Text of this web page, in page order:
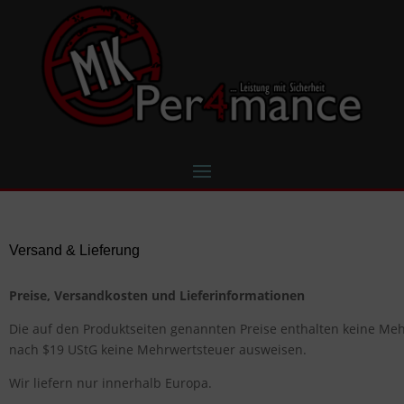
Versand & Lieferung
Preise, Versandkosten und Lieferinformationen
Die auf den Produktseiten genannten Preise enthalten keine
nach $19 UStG keine Mehrwertsteuer ausweisen.
Wir liefern nur innerhalb Europa.